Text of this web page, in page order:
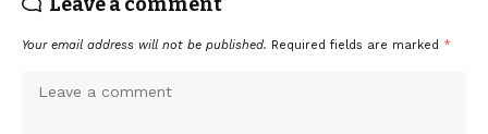
Your email address will not be published. Required fields are marked *